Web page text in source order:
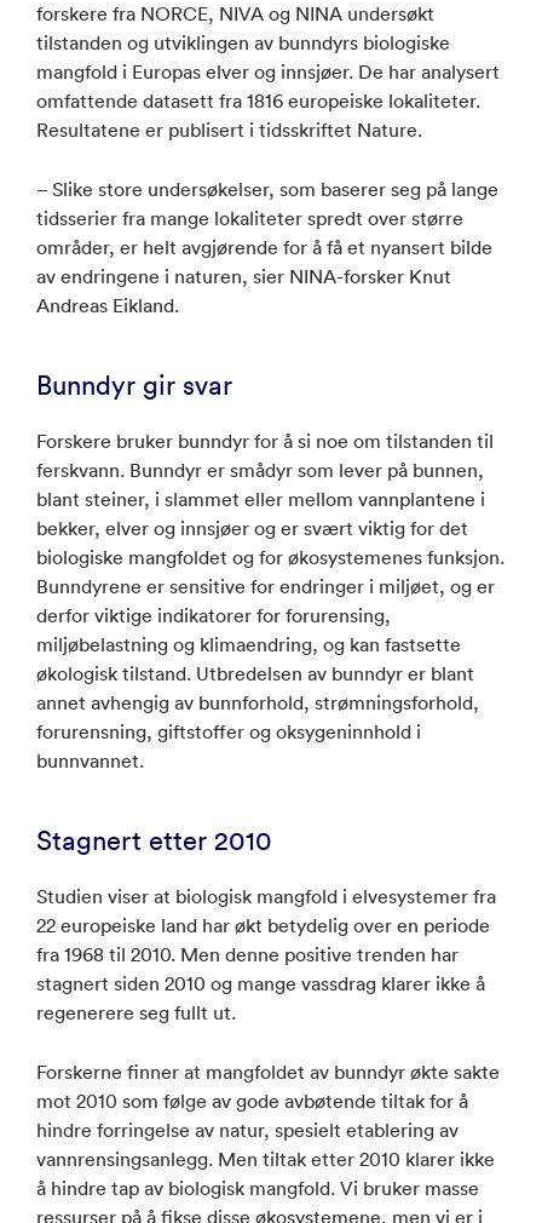
forskere fra NORCE, NIVA og NINA undersøkt
tilstanden og utviklingen av bunndyrs biologiske
mangfold i Europas elver og innsjøer. De har analysert
omfattende datasett fra 1816 europeiske lokaliteter.
Resultatene er publisert i tidsskriftet Nature.
– Slike store undersøkelser, som baserer seg på lange
tidsserier fra mange lokaliteter spredt over større
områder, er helt avgjørende for å få et nyansert bilde
av endringene i naturen, sier NINA-forsker Knut
Andreas Eikland.
Bunndyr gir svar
Forskere bruker bunndyr for å si noe om tilstanden til
ferskvann. Bunndyr er smådyr som lever på bunnen,
blant steiner, i slammet eller mellom vannplantene i
bekker, elver og innsjøer og er svært viktig for det
biologiske mangfoldet og for økosystemenes funksjon.
Bunndyrene er sensitive for endringer i miljøet, og er
derfor viktige indikatorer for forurensing,
miljøbelastning og klimaendring, og kan fastsette
økologisk tilstand. Utbredelsen av bunndyr er blant
annet avhengig av bunnforhold, strømningsforhold,
forurensning, giftstoffer og oksygeninnhold i
bunnvannet.
Stagnert etter 2010
Studien viser at biologisk mangfold i elvesystemer fra
22 europeiske land har økt betydelig over en periode
fra 1968 til 2010. Men denne positive trenden har
stagnert siden 2010 og mange vassdrag klarer ikke å
regenerere seg fullt ut.
Forskerne finner at mangfoldet av bunndyr økte sakte
mot 2010 som følge av gode avbøtende tiltak for å
hindre forringelse av natur, spesielt etablering av
vannrensingsanlegg. Men tiltak etter 2010 klarer ikke
å hindre tap av biologisk mangfold. Vi bruker masse
ressurser på å fikse disse økosystemene, men vi er i